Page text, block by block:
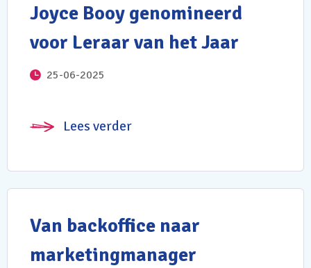
Joyce Booy genomineerd
voor Leraar van het Jaar
25-06-2025
Lees verder
Van backoffice naar
marketingmanager